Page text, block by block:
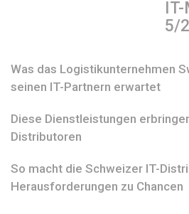
5/
Was das Logistikunternehmen
seinen IT-Partnern erwartet
Diese Dienstleistungen
Distributoren
So macht die Schweizer IT-
Herausforderungen zu Chancen